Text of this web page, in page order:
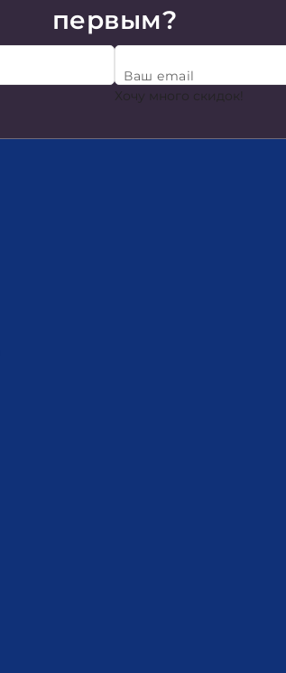
первым?
Ваш email
Хочу много скидок!